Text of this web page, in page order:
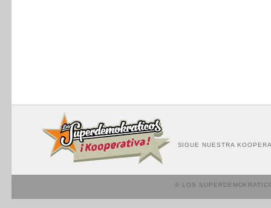
SIGUE NUESTRA
© LOS